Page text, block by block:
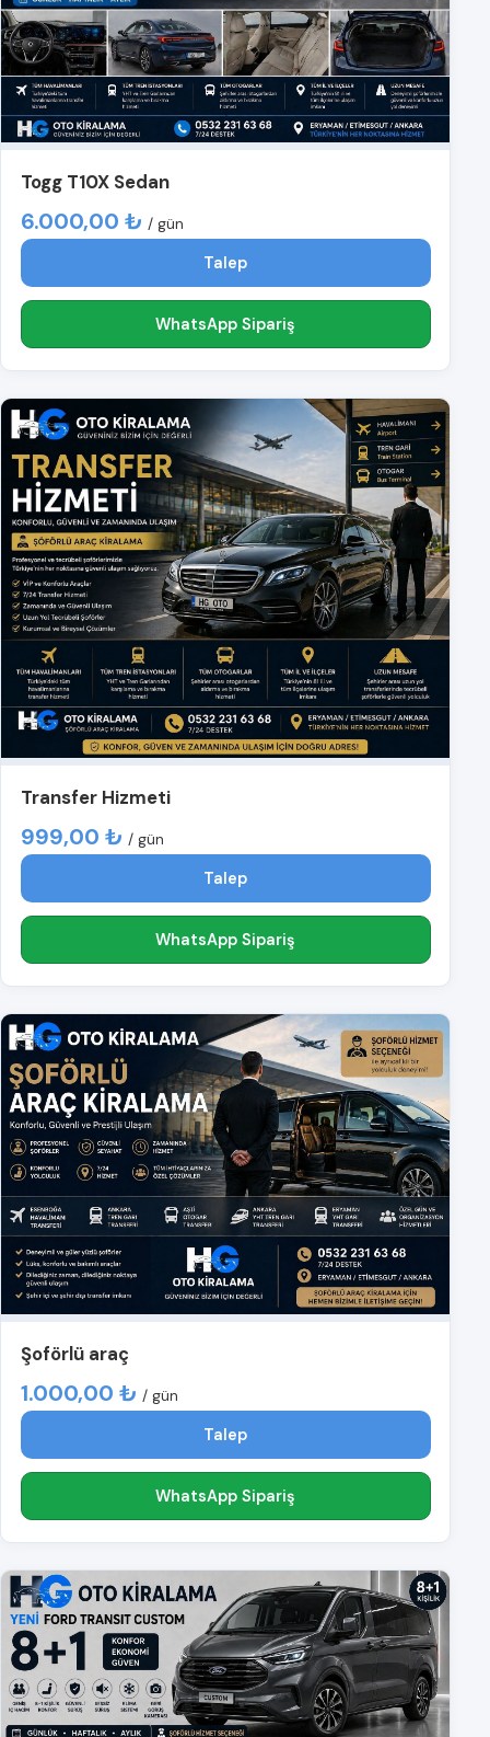
Togg T10X Sedan
6.000,00 ₺ / gün
Talep
WhatsApp Sipariş
Transfer Hizmeti
999,00 ₺ / gün
Talep
WhatsApp Sipariş
Şoförlü araç
1.000,00 ₺ / gün
Talep
WhatsApp Sipariş